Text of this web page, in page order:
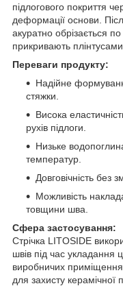
підлогового покриття
деформації основи.
акуратно обрізається
прикривають
Переваги продукту:
Надійне
стяжки.
Висока
рухів підлоги.
Низьке
температур.
Довговічність без
Можливість
товщини шва.
Сфера застосування:
Стрічка LITOSIDE
швів під час укладання
виробничих
для захисту